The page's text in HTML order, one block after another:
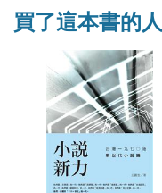
買了這本書的